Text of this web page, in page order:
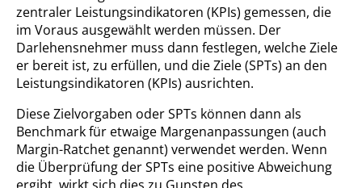
zentraler Leistungsindikatoren (KPIs) gemessen, die
im Voraus ausgewählt werden müssen. Der
Darlehensnehmer muss dann festlegen, welche Ziele
er bereit ist, zu erfüllen, und die Ziele (SPTs) an den
Leistungsindikatoren (KPIs) ausrichten.
Diese Zielvorgaben oder SPTs können dann als
Benchmark für etwaige Margenanpassungen (auch
Margin-Ratchet genannt) verwendet werden. Wenn
die Überprüfung der SPTs eine positive Abweichung